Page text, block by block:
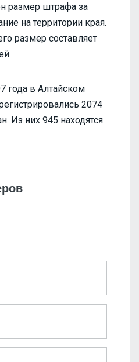
размер штрафа за
на территории края.
размер составляет
года в Алтайском
2074
Из них 945 находятся